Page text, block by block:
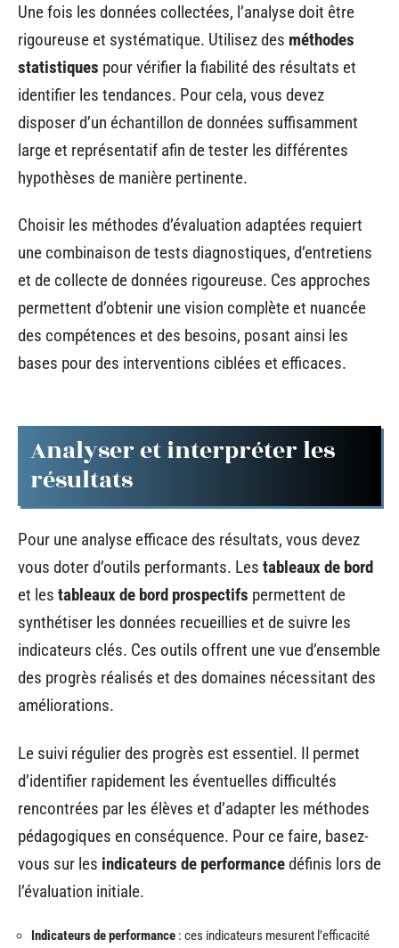
Une fois les données collectées, l’analyse doit être
rigoureuse et systématique. Utilisez des méthodes
statistiques pour vérifier la fiabilité des résultats et
identifier les tendances. Pour cela, vous devez
disposer d’un échantillon de données suffisamment
large et représentatif afin de tester les différentes
hypothèses de manière pertinente.
Choisir les méthodes d’évaluation adaptées requiert
une combinaison de tests diagnostiques, d’entretiens
et de collecte de données rigoureuse. Ces approches
permettent d’obtenir une vision complète et nuancée
des compétences et des besoins, posant ainsi les
bases pour des interventions ciblées et efficaces.
Analyser et interpréter les
résultats
Pour une analyse efficace des résultats, vous devez
vous doter d’outils performants. Les tableaux de bord
et les tableaux de bord prospectifs permettent de
synthétiser les données recueillies et de suivre les
indicateurs clés. Ces outils offrent une vue d’ensemble
des progrès réalisés et des domaines nécessitant des
améliorations.
Le suivi régulier des progrès est essentiel. Il permet
d’identifier rapidement les éventuelles difficultés
rencontrées par les élèves et d’adapter les méthodes
pédagogiques en conséquence. Pour ce faire, basez-
vous sur les indicateurs de performancedéfinis lors de
l’évaluation initiale.
Indicateurs de performance : ces indicateurs mesurent l’efficacité